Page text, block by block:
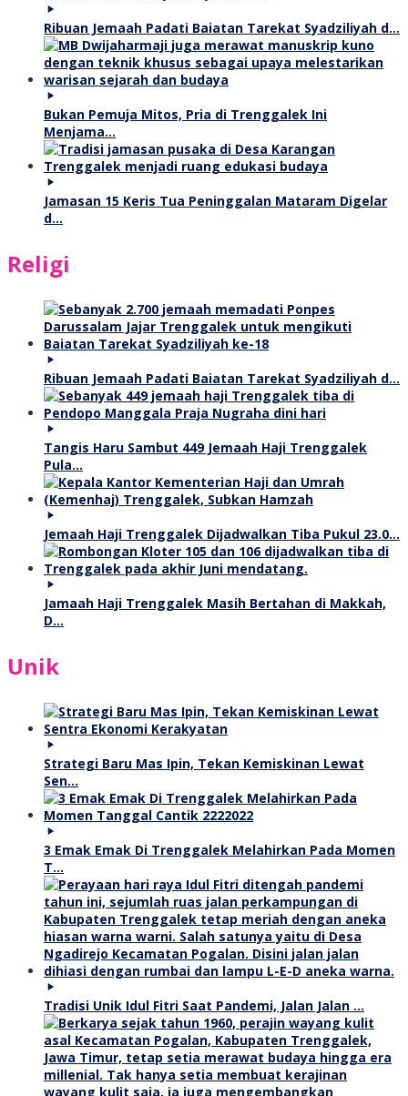
Ribuan Jemaah Padati Baiatan Tarekat Syadziliyah d…
Bukan Pemuja Mitos, Pria di Trenggalek Ini
Menjama…
Jamasan 15 Keris Tua Peninggalan Mataram Digelar
d…
Religi
Ribuan Jemaah Padati Baiatan Tarekat Syadziliyah d…
Tangis Haru Sambut 449 Jemaah Haji Trenggalek
Pula…
Jemaah Haji Trenggalek Dijadwalkan Tiba Pukul 23.0…
Jamaah Haji Trenggalek Masih Bertahan di Makkah,
D…
Unik
Strategi Baru Mas Ipin, Tekan Kemiskinan Lewat
Sen…
3 Emak Emak Di Trenggalek Melahirkan Pada Momen
T…
Tradisi Unik Idul Fitri Saat Pandemi, Jalan Jalan …